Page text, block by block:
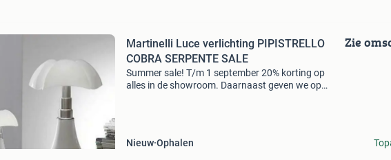
Martinelli Luce verlichting PIPISTRELLO
COBRA SERPENTE SALE
Summer sale! T/m 1 september 20% korting op
alles in de showroom. Daarnaast geven we op
Nieuw Ophalen
Zie